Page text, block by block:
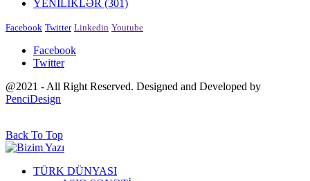
YENİLİKLƏR (301)
Facebook Twitter Linkedin Youtube
Facebook
Twitter
@2021 - All Right Reserved. Designed and Developed by
PenciDesign
Back To Top
TÜRK DÜNYASI